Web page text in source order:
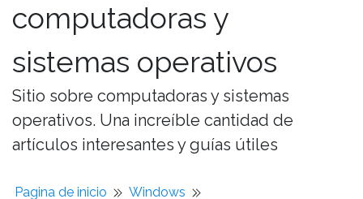
computadoras y
sistemas operativos
Sitio sobre computadoras y sistemas
operativos. Una increíble cantidad de
artículos interesantes y guías útiles
Pagina de inicio
Windows